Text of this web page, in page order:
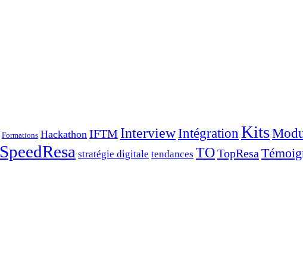
Formations Hackathon IFTM InterviewIntégration Kits
SpeedResa stratégie digitale tendances TOTopResa